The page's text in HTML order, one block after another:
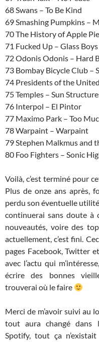
68 Swans – To Be Kind
69 Smashing Pumpkins –
70 The History of Apple
71 Fucked Up – Glass Boys
72 Odonis Odonis – Hard
73 Bombay Bicycle Club –
74 Presidents of the
75 Temples – Sun
76 Interpol – El Pintor
77 Maximo Park – Too
78 Warpaint – Warpaint
79 Stephen Malkmus and
80 Foo Fighters – Sonic
Voilà, c’est terminé pour
Plus de onze ans après,
perdu son éventuelle
continuerai sans doute à
nouveautés, voire des
actuellement, c’est fini.
pages Facebook, Twitter
avec l’actu qui
écrire des bonnes
trouverai où le faire
Merci de m’avoir suivi au
tout aura changé dans
Spotify, tout ça